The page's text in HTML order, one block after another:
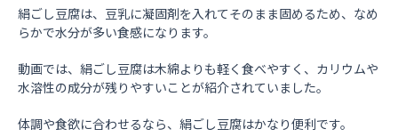
絹ごし豆腐は、豆乳に凝固剤を入れてそのまま固めるため、なめ
らかで水分が多い食感になります。
動画では、絹ごし豆腐は木綿よりも軽く食べやすく、カリウムや
水溶性の成分が残りやすいことが紹介されていました。
体調や食欲に合わせるなら、絹ごし豆腐はかなり便利です。